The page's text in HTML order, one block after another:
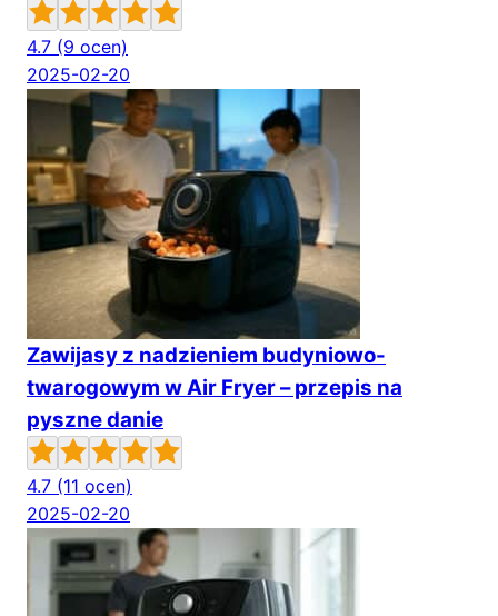
4.7 (9 ocen)
2025-02-20
Zawijasy z nadzieniem budyniowo-
twarogowym w Air Fryer – przepis na
pyszne danie
4.7 (11 ocen)
2025-02-20